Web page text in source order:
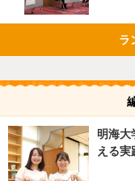
ラ
明海大
える実